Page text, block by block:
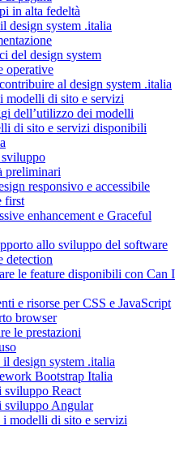
in alta fedeltà
design system .italia
del design system
operative
al design system .italia
modelli di sito e servizi
dell’utilizzo dei modelli
di sito e servizi disponibili
preliminari
responsivo e accessibile
first
enhancement e Graceful
allo sviluppo del software
detection
le feature disponibili con Can I
e risorse per CSS e JavaScript
browser
le prestazioni
design system .italia
Bootstrap Italia
React
sviluppo Angular
modelli di sito e servizi